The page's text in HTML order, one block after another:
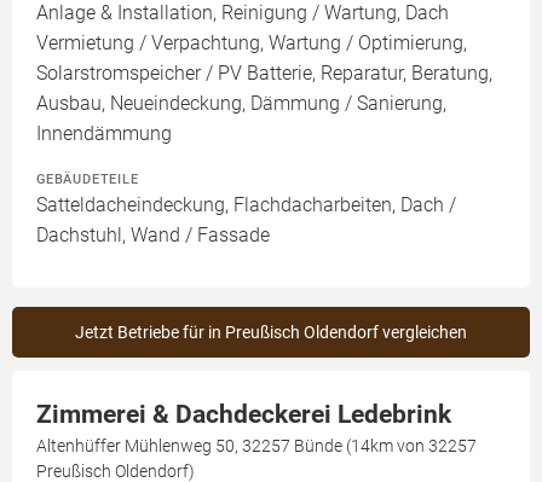
Anlage & Installation, Reinigung / Wartung, Dach
Vermietung / Verpachtung, Wartung / Optimierung,
Solarstromspeicher / PV Batterie, Reparatur, Beratung,
Ausbau, Neueindeckung, Dämmung / Sanierung,
Innendämmung
GEBÄUDETEILE
Satteldacheindeckung, Flachdacharbeiten, Dach /
Dachstuhl, Wand / Fassade
Jetzt Betriebe für in Preußisch Oldendorf vergleichen
Zimmerei & Dachdeckerei Ledebrink
Altenhüffer Mühlenweg 50, 32257 Bünde (14km von 32257
Preußisch Oldendorf)